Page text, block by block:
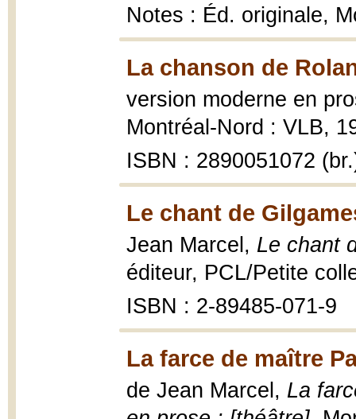
Notes : Éd. originale,
La chanson de
version moderne en
Montréal-Nord : VLB,
ISBN : 2890051072
Le chant de
Jean Marcel, Le chant
éditeur, PCL/Petite
ISBN : 2-89485-071-9
La farce de maître
de Jean Marcel, La